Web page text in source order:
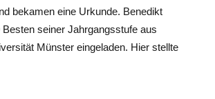
bekamen eine Urkunde. Benedikt
seiner Jahrgangsstufe aus
Münster eingeladen. Hier stellte